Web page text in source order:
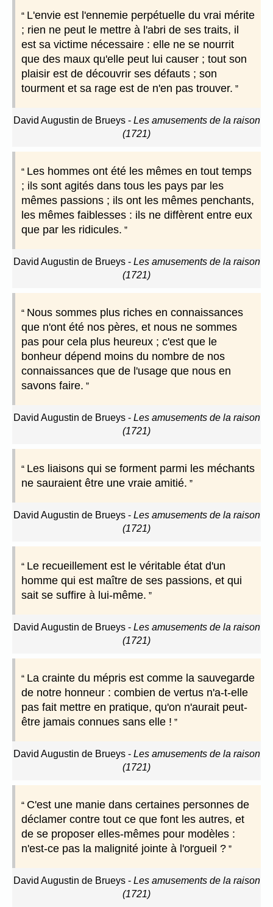
L'envie est l'ennemie perpétuelle du vrai mérite
; rien ne peut le mettre à l'abri de ses traits, il
est sa victime nécessaire : elle ne se nourrit
que des maux qu'elle peut lui causer ; tout son
plaisir est de découvrir ses défauts ; son
tourment et sa rage est de n'en pas trouver.
David Augustin de Brueys- Les amusements de la raison
(1721)
Les hommes ont été les mêmes en tout temps
; ils sont agités dans tous les pays par les
mêmes passions ; ils ont les mêmes penchants,
les mêmes faiblesses : ils ne diffèrent entre eux
que par les ridicules.
David Augustin de Brueys- Les amusements de la raison
(1721)
Nous sommes plus riches en connaissances
que n'ont été nos pères, et nous ne sommes
pas pour cela plus heureux ; c'est que le
bonheur dépend moins du nombre de nos
connaissances que de l'usage que nous en
savons faire.
David Augustin de Brueys- Les amusements de la raison
(1721)
Les liaisons qui se forment parmi les méchants
ne sauraient être une vraie amitié.
David Augustin de Brueys- Les amusements de la raison
(1721)
Le recueillement est le véritable état d'un
homme qui est maître de ses passions, et qui
sait se suffire à lui-même.
David Augustin de Brueys- Les amusements de la raison
(1721)
La crainte du mépris est comme la sauvegarde
de notre honneur : combien de vertus n'a-t-elle
pas fait mettre en pratique, qu'on n'aurait peut-
être jamais connues sans elle !
David Augustin de Brueys- Les amusements de la raison
(1721)
C'est une manie dans certaines personnes de
déclamer contre tout ce que font les autres, et
de se proposer elles-mêmes pour modèles :
n'est-ce pas la malignité jointe à l'orgueil ?
David Augustin de Brueys- Les amusements de la raison
(1721)